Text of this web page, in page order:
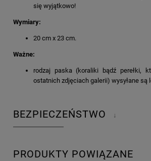
się wyjątkowo!
Wymiary:
20 cm x 23 cm.
Ważne:
rodzaj paska (koraliki bądź perełki,
ostatnich zdjęciach galerii) wysyłane są
BEZPIECZEŃSTWO ↓
PRODUKTY POWIĄZANE